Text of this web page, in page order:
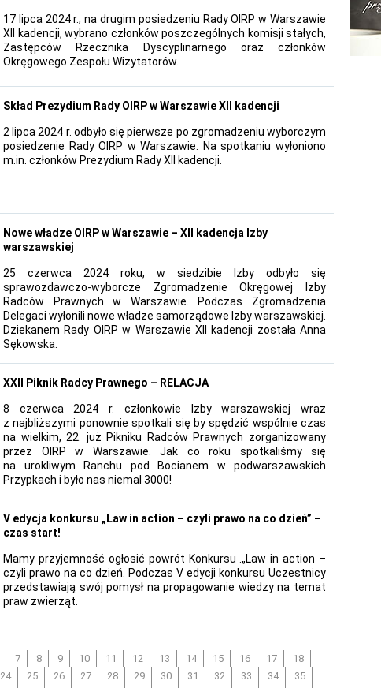
17 lipca 2024 r., na drugim posiedzeniu Rady OIRP w Warszawie
XII kadencji, wybrano członków poszczególnych komisji stałych,
Zastępców Rzecznika Dyscyplinarnego oraz członków
Okręgowego Zespołu Wizytatorów.
Skład Prezydium Rady OIRP w Warszawie XII kadencji
2 lipca 2024 r. odbyło się pierwsze po zgromadzeniu wyborczym
posiedzenie Rady OIRP w Warszawie. Na spotkaniu wyłoniono
m.in. członków Prezydium Rady XII kadencji.
Nowe władze OIRP w Warszawie – XII kadencja Izby
warszawskiej
25 czerwca 2024 roku, w siedzibie Izby odbyło się
sprawozdawczo-wyborcze Zgromadzenie Okręgowej Izby
Radców Prawnych w Warszawie. Podczas Zgromadzenia
Delegaci wyłonili nowe władze samorządowe Izby warszawskiej.
Dziekanem Rady OIRP w Warszawie XII kadencji została Anna
Sękowska.
XXII Piknik Radcy Prawnego – RELACJA
8 czerwca 2024 r. członkowie Izby warszawskiej wraz
z najbliższymi ponownie spotkali się by spędzić wspólnie czas
na wielkim, 22. już Pikniku Radców Prawnych zorganizowany
przez OIRP w Warszawie. Jak co roku spotkaliśmy się
na urokliwym Ranchu pod Bocianem w podwarszawskich
Przypkach i było nas niemal 3000!
V edycja konkursu „Law in action – czyli prawo na co dzień” –
czas start!
Mamy przyjemność ogłosić powrót Konkursu .„Law in action –
czyli prawo na co dzień. Podczas V edycji konkursu Uczestnicy
przedstawiają swój pomysł na propagowanie wiedzy na temat
praw zwierząt.
7 8 9 10 11 12 13 14 15 16 17
18
24 25 26 27 28 29 30 31 32 33 34
35